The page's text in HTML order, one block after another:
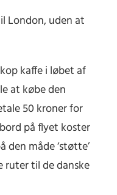
London, uden at
kaffe i løbet af
at købe den
50 kroner for
på flyet koster
den måde ‘støtte’
til de danske